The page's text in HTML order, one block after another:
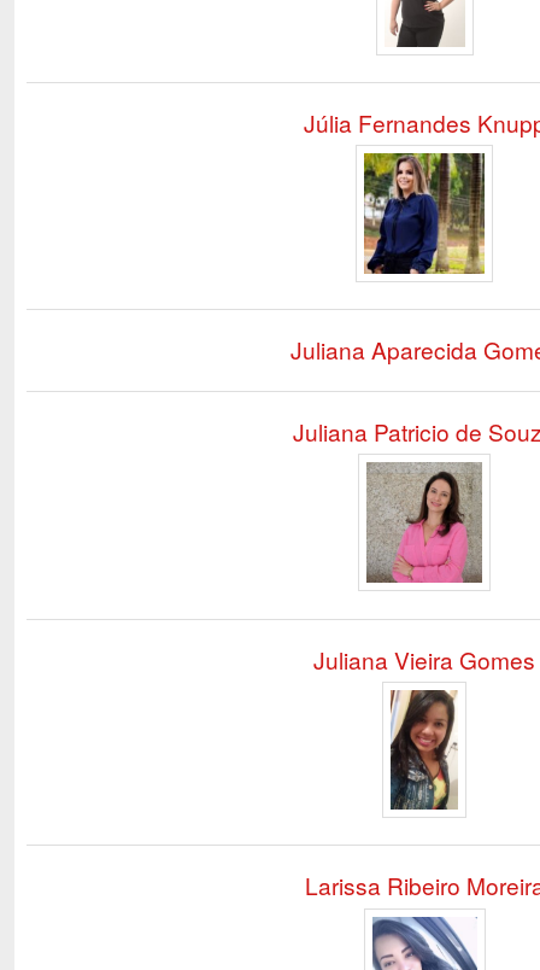
Júlia Fernandes
Juliana Aparecida
Juliana Patricio de
Juliana Vieira Gomes
Larissa Ribeiro